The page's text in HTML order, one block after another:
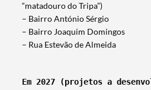
“matadouro do Tripa”)
– Bairro António Sérgio
– Bairro Joaquim Domingos
– Rua Estevão de Almeida
Em 2027 (projetos a